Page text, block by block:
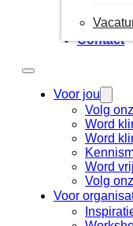
Contact
Voor jou
Volg
Word
Word
Word
Volg
Voor